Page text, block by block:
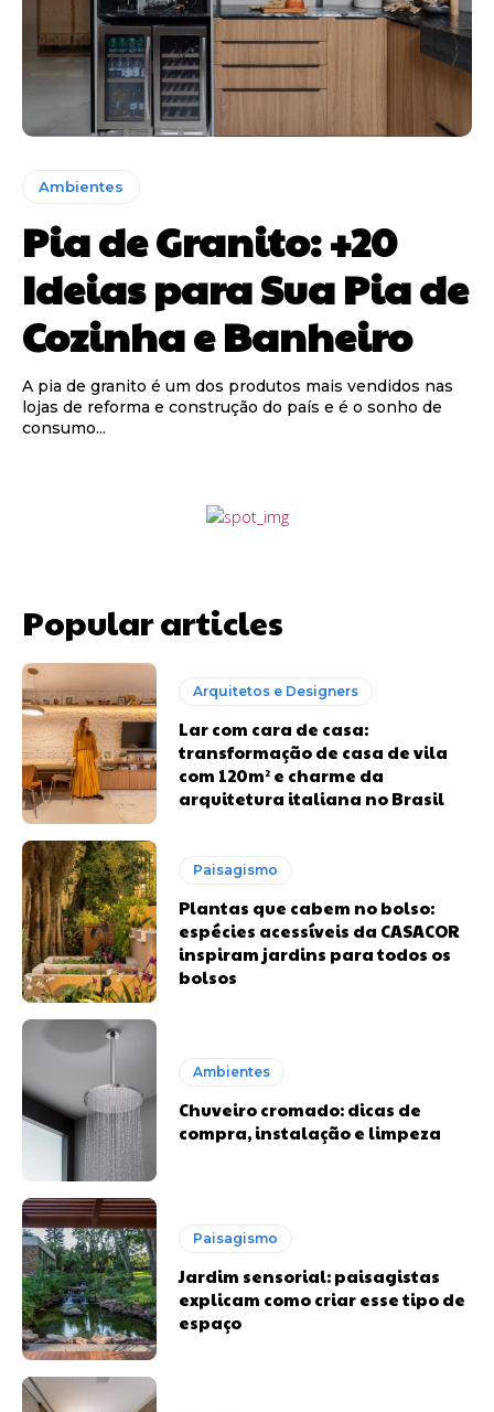
Ambientes
Pia de Granito: +20
Ideias para Sua Pia de
Cozinha e Banheiro
A pia de granito é um dos produtos mais vendidos nas
lojas de reforma e construção do país e é o sonho de
consumo...
Popular articles
Arquitetos e Designers
Lar com cara de casa:
transformação de casa de vila
com 120m² e charme da
arquitetura italiana no Brasil
Paisagismo
Plantas que cabem no bolso:
espécies acessíveis da CASACOR
inspiram jardins para todos os
bolsos
Ambientes
Chuveiro cromado: dicas de
compra, instalação e limpeza
Paisagismo
Jardim sensorial: paisagistas
explicam como criar esse tipo de
espaço